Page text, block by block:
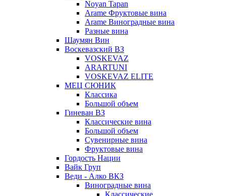
Noyan Tapan
Arame Фруктовые вина
Arame Виноградные вина
Разные вина
Шаумян Вин
Воскевазский ВЗ
VOSKEVAZ
ARARTUNI
VOSKEVAZ ELITE
МЕЦ СЮНИК
Классика
Большой объем
Гиневан ВЗ
Классические вина
Большой объем
Сувенирные вина
Фруктовые вина
Гордость Нации
Вайк Груп
Веди - Алко ВКЗ
Виноградные вина
Классические